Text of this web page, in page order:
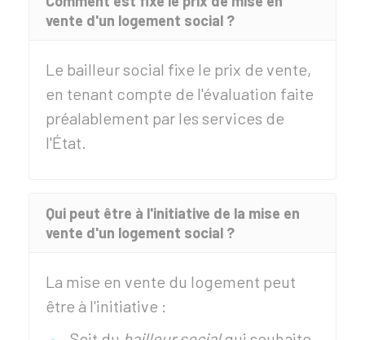
vente d'un logement social ?
Le bailleur social fixe le prix de vente,
en tenant compte de l'évaluation faite
préalablement par les services de
l'État.
Qui peut être à l'initiative de la mise en
vente d'un logement social ?
La mise en vente du logement peut
être à l'initiative :